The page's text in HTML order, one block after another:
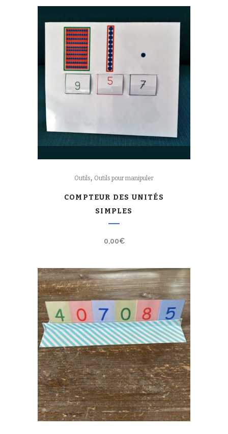
Outils, Outils pour manipuler
COMPTEUR DES UNITÉS
SIMPLES
0,00€